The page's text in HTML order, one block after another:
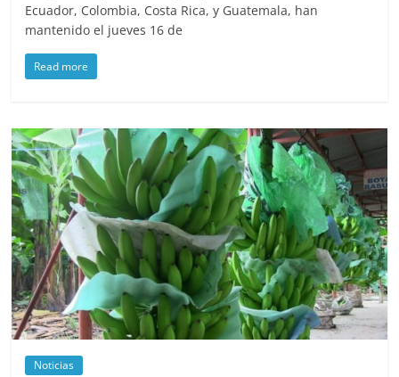
Ecuador, Colombia, Costa Rica, y Guatemala, han
mantenido el jueves 16 de
Read more
Noticias